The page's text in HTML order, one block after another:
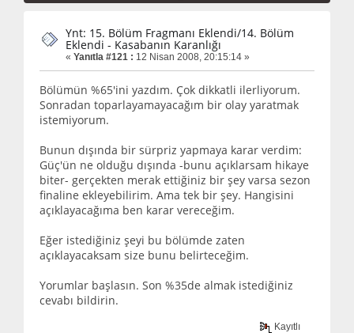
Ynt: 15. Bölüm Fragmanı Eklendi/14. Bölüm
Eklendi - Kasabanın Karanlığı
« Yanıtla #121 : 12 Nisan 2008, 20:15:14 »
Bölümün %65'ini yazdım. Çok dikkatli ilerliyorum.
Sonradan toparlayamayacağım bir olay yaratmak
istemiyorum.
Bunun dışında bir sürpriz yapmaya karar verdim:
Güç'ün ne olduğu dışında -bunu açıklarsam hikaye
biter- gerçekten merak ettiğiniz bir şey varsa sezon
finaline ekleyebilirim. Ama tek bir şey. Hangisini
açıklayacağıma ben karar vereceğim.
Eğer istediğiniz şeyi bu bölümde zaten
açıklayacaksam size bunu belirteceğim.
Yorumlar başlasın. Son %35de almak istediğiniz
cevabı bildirin.
Kayıtlı